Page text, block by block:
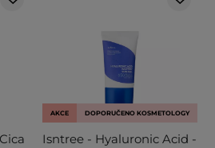
AKCE DOPORUČENO KOSMETOLOGY
Isntree - Hyaluronic Acid -